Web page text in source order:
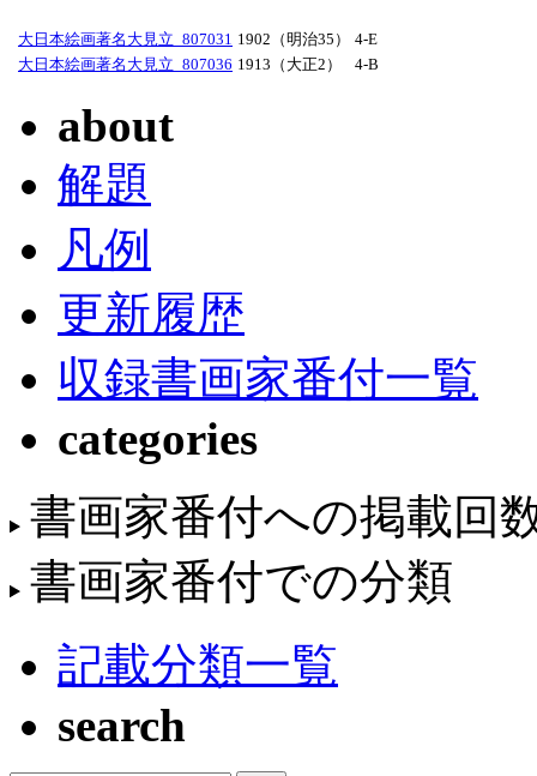
大日本絵画著名大見立_807031 1902（明治35）
4-E
大日本絵画著名大見立_807036 1913（大正2） 4-B
about
解題
凡例
更新履歴
収録書画家番付一覧
categories
書画家番付への掲載回
書画家番付での分類
記載分類一覧
search